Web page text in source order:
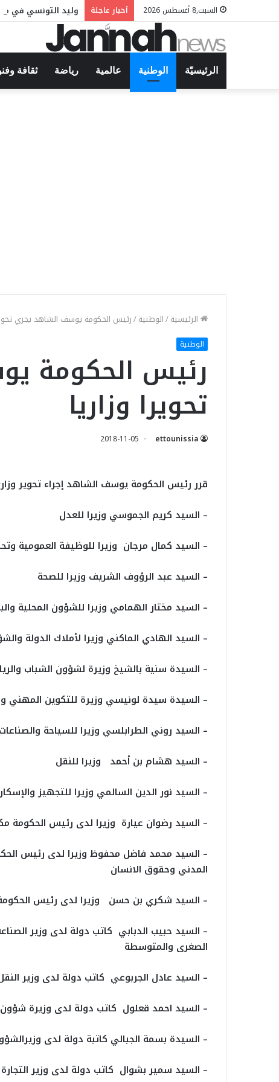
السبت,8 أغسطس 2026 أخبار عاجلة وليد التونسي في
الرئيسيّة الوطنية عالمية رياضة ثقافة
الرئيسية/الوطنية/رئيس الحكومة يوسف الشاهد يجري
الوطنية
رئيس الحكومة
تحويرا وزاريا
ettounissia
2018-11-05
قرر رئيس الحكومة يوسف الشاهد إجراء تحوير
– السيد كريم الجموسي وزيرا للعدل
– السيد كمال مرجان وزيرا للوظيفة العمومية
– السيد عبد الرؤوف الشريف وزيرا للصحة
– السيد مختار الهمامي وزيرا للشؤون المحلية
– السيد الهادي الماكني وزيرا لأملاك الدولة
– السيدة سنية بالشيخ وزيرة لشؤون الشباب
– السيدة سيدة لونيسي وزيرة للتكوين المهني
– السيد روني الطرابلسي وزيرا للسياحة
– السيد هشام بن أحمد وزيرا للنقل
– السيد نور الدين السالمي وزيرا للتجهيز
– السيد رضوان عيارة وزيرا لدى رئيس الحكومة
– السيد محمد فاضل محفوظ وزيرا لدى رئيس
المدني وحقوق الانسان
– السيد شكري بن حسن وزيرا لدى رئيس الحكومة
– السيد حبيب الدبابي كاتب دولة لدى وزير
الصغرى والمتوسطة
– السيد عادل الجربوعي كاتب دولة لدى وزير
– السيد احمد قعلول كاتب دولة لدى وزيرة شؤون
– السيدة بسمة الجبالي كاتبة دولة لدى
– السيد سمير بشوال كاتب دولة لدى وزير التجارة